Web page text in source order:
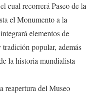
cual recorrerá Paseo de la
el Monumento a la
elementos de
popular, además
la historia mundialista
reapertura del Museo